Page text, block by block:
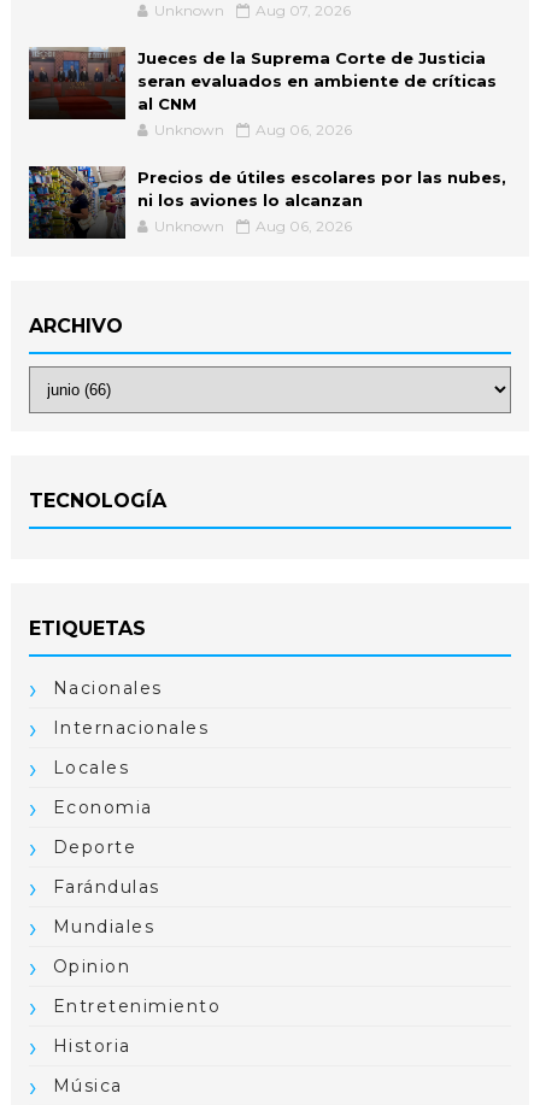
Unknown Aug 07, 2026
Jueces de la Suprema Corte de Justicia
seran evaluados en ambiente de críticas
al CNM
Unknown Aug 06, 2026
Precios de útiles escolares por las nubes,
ni los aviones lo alcanzan
Unknown Aug 06, 2026
ARCHIVO
TECNOLOGÍA
ETIQUETAS
Nacionales
Internacionales
Locales
Economia
Deporte
Farándulas
Mundiales
Opinion
Entretenimiento
Historia
Música